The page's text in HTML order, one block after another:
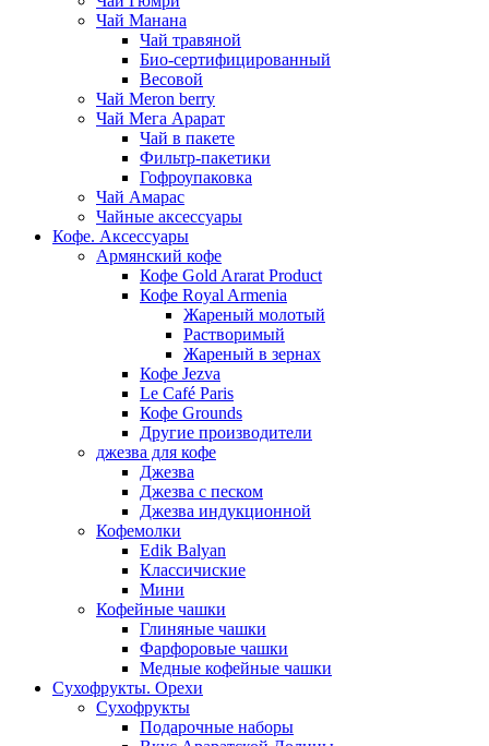
Чай Манана
Чай травяной
Био-сертифицированный
Весовой
Чай Meron berry
Чай Мега Арарат
Чай в пакете
Фильтр-пакетики
Гофроупаковка
Чай Амарас
Чайные аксессуары
Кофе. Аксессуары
Армянский кофе
Кофе Gold Ararat Product
Кофе Royal Armenia
Жареный молотый
Растворимый
Жареный в зернах
Кофе Jezva
Le Café Paris
Кофе Grounds
Другие производители
джезва для кофе
Джезва
Джезва с песком
Джезва индукционной
Кофемолки
Edik Balyan
Классичиские
Мини
Кофейные чашки
Глиняные чашки
Фарфоровые чашки
Медные кофейные чашки
Сухофрукты. Орехи
Сухофрукты
Подарочные наборы